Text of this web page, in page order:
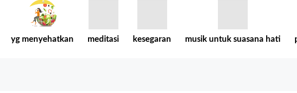
yg menyehatkan meditasi kesegaran musik untuk suasana hati